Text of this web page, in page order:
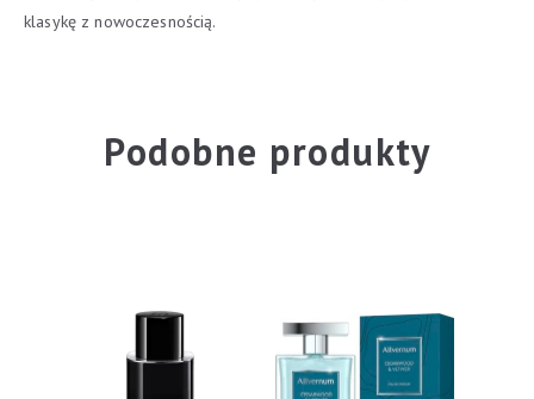
klasykę z nowoczesnością.
Podobne produkty